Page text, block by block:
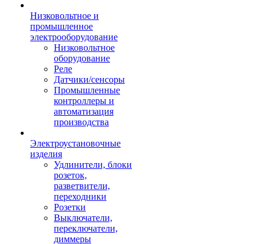
Низковольтное и
промышленное
электрооборудование
Низковольтное
оборудование
Реле
Датчики/сенсоры
Промышленные
контроллеры и
автоматизация
производства
Электроустановочные
изделия
Удлинители, блоки
розеток,
разветвители,
переходники
Розетки
Выключатели,
переключатели,
диммеры